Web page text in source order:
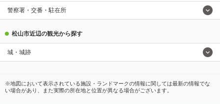
警察署・交番・駐在所
松山市近辺の観光から探す
城・城跡
※地図において表示されている施設・ランドマークの情報に関しては最新の情報でな
い場合があり、また実際の所在地と位置が異なる場合がございます。